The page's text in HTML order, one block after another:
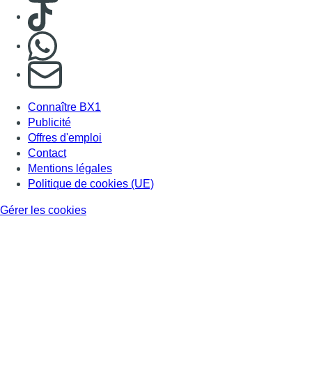
Consulter TikTok
S'abonner à notre newsletter
Connaître BX1
Publicité
Offres d'emploi
Contact
Mentions légales
Politique de cookies (UE)
Gérer les cookies